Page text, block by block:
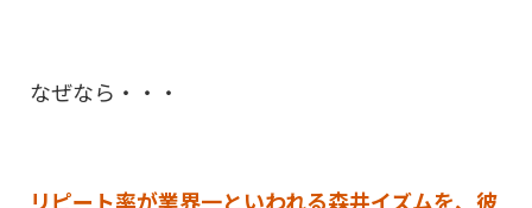
なぜなら・・・
リピート率が業界一といわれる森井イズムを、彼